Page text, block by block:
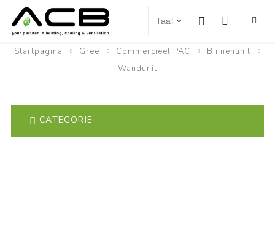
Startpagina Gree Commercieel PAC
Binnenunit
Wandunit
CATEGORIE